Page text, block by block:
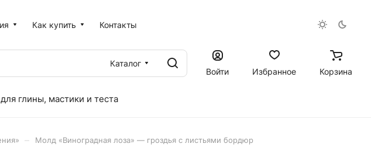
Как купить Контакты
Каталог
Войти
Избранное Корзина
глины, мастики и теста
Молд «Виноградная лоза» — гроздья с листьями бордюр